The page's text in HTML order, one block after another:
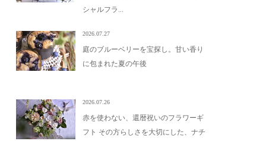
シャルフラ...
2026.07.27
庭のブルーベリーを宝探し。甘い香り
に包まれた夏の午後
2026.07.26
赤を使わない、還暦祝いのフラワーギ
フト その方らしさを大切にした、ナチ